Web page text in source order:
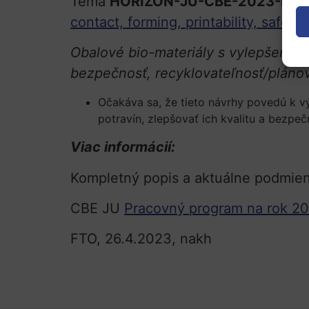
contact, forming, printability,
Obalové bio-materiály s
bezpečnosť, recyklovateľnosť/
Očakáva sa, že tieto návrhy povedú k
potravín, zlepšovať ich kvalitu a
Viac informácií:
Kompletný popis a aktuálne
CBE JU Pracovný program na rok
FTO, 26.4.2023, nakh